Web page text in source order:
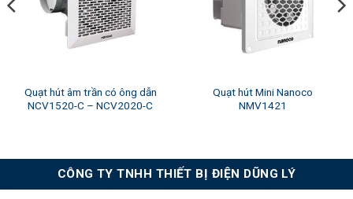
Quạt hút âm trần có ông dẫn
NCV1520-C – NCV2020-C
Quạt hút Mini Nanoco
NMV1421
CÔNG TY TNHH THIẾT BỊ ĐIỆN DŨNG LÝ